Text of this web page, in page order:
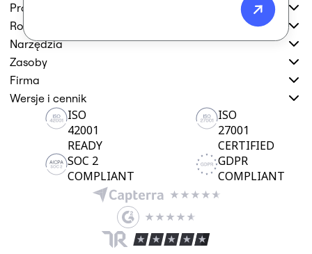
Produkt
Rozwiązania
Narzędzia
Zasoby
Firma
Wersje i cennik
ISO
42001
READY
ISO
27001
CERTIFIED
SOC 2
COMPLIANT
GDPR
COMPLIANT